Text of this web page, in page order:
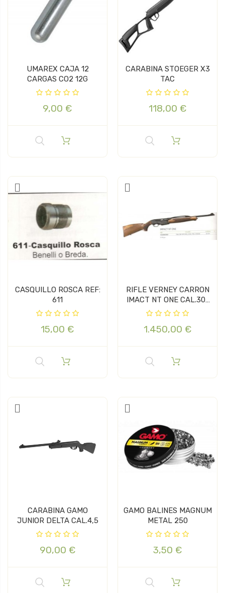
UMAREX CAJA 12
CARGAS CO2 12G
9,00 €
CARABINA STOEGER X3
TAC
118,00 €
CASQUILLO ROSCA REF:
611
15,00 €
RIFLE VERNEY CARRON
IMACT NT ONE CAL.30-
06...
1.450,00 €
CARABINA GAMO
JUNIOR DELTA CAL.4,5
90,00 €
GAMO BALINES MAGNUM
METAL 250
3,50 €